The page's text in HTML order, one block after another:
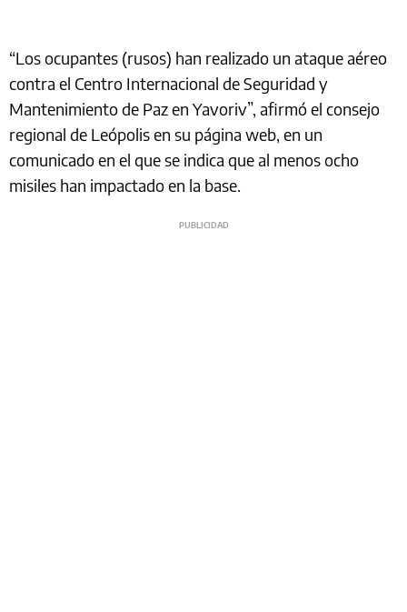
“Los ocupantes (rusos) han realizado un ataque aéreo
contra el Centro Internacional de Seguridad y
Mantenimiento de Paz en Yavoriv”, afirmó el consejo
regional de Leópolis en su página web, en un
comunicado en el que se indica que al menos ocho
misiles han impactado en la base.